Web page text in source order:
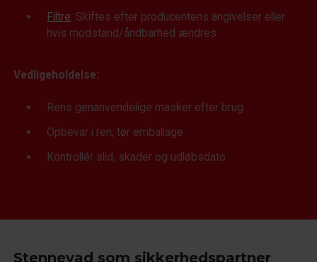
Filtre: Skiftes efter producentens angivelser eller
hvis modstand/åndbarhed ændres
Vedligeholdelse:
Rens genanvendelige masker efter brug
Opbevar i ren, tør emballage
Kontrollér slid, skader og udløbsdato
Stennevad som sikkerhedspartner